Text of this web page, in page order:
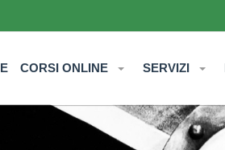
CORSI ONLINE SERVIZI